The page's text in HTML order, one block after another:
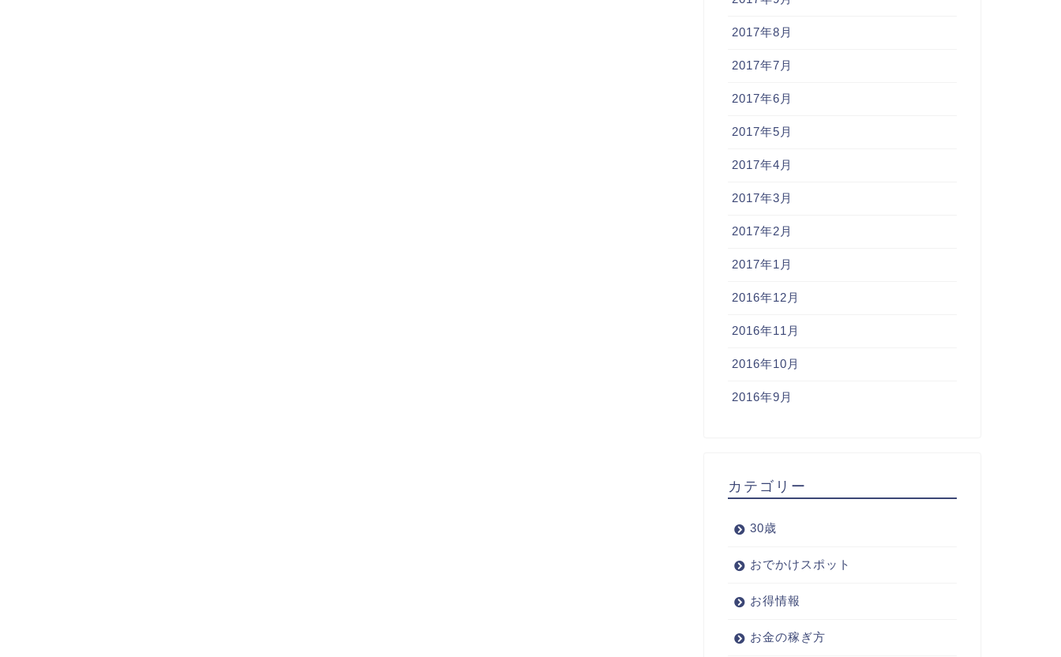
2017年8月
2017年7月
2017年6月
2017年5月
2017年4月
2017年3月
2017年2月
2017年1月
2016年12月
2016年11月
2016年10月
2016年9月
カテゴリー
30歳
おでかけスポット
お得情報
お金の稼ぎ方